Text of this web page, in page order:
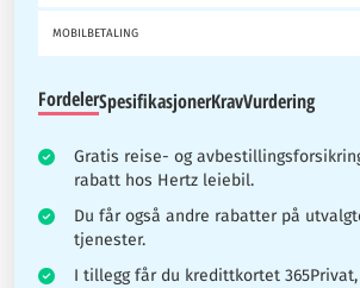
MOBILBETALING
FordelerSpesifikasjonerKravVurdering
Gratis reise- og
rabatt hos Hertz leiebil.
Du får også andre rabatter på
tjenester.
I tillegg får du kredittkortet